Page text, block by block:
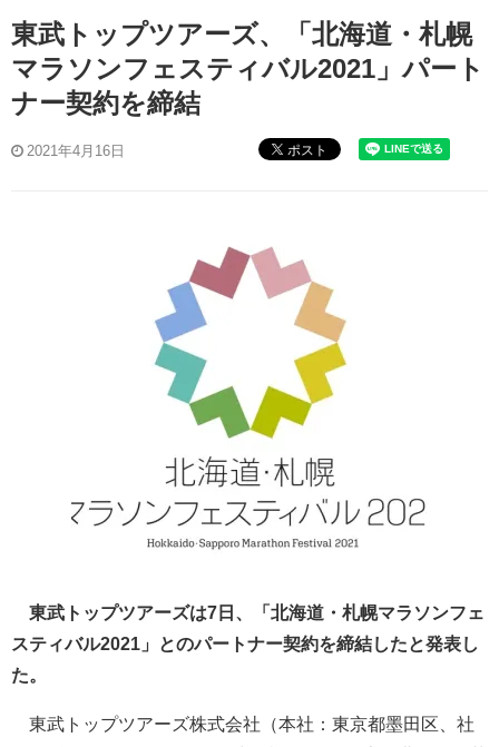
東武トップツアーズ、「北海道・札幌
マラソンフェスティバル2021」パート
ナー契約を締結
2021年4月16日 ポスト
東武トップツアーズは7日、「北海道・札幌マラソンフェ
スティバル2021」とのパートナー契約を締結したと発表し
た。
東武トップツアーズ株式会社（本社：東京都墨田区、社